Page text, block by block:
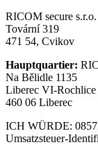
RICOM secure s.r.o.
Tovární 319
471 54, Cvikov
Hauptquartier:
Na Bělidle 1135
Liberec VI-Rochlice
460 06 Liberec
ICH WÜRDE:
Umsatzsteuer-